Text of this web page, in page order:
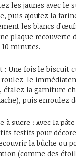
les jaunes avec le
puis ajoutez la
les blancs
plaque recouverte
minutes.
: Une fois le biscuit
le
étalez la garniture
puis enroulez
à sucre : Avec la
festifs pour
la bûche ou
(comme des